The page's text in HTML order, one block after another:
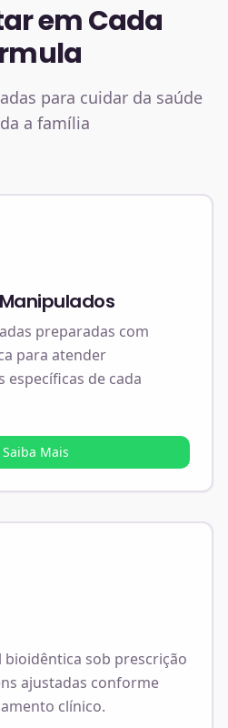
em Cada
para cuidar da saúde
a família
preparadas com
para atender
específicas de cada
Saiba Mais
bioidêntica sob prescrição
ajustadas conforme
clínico.